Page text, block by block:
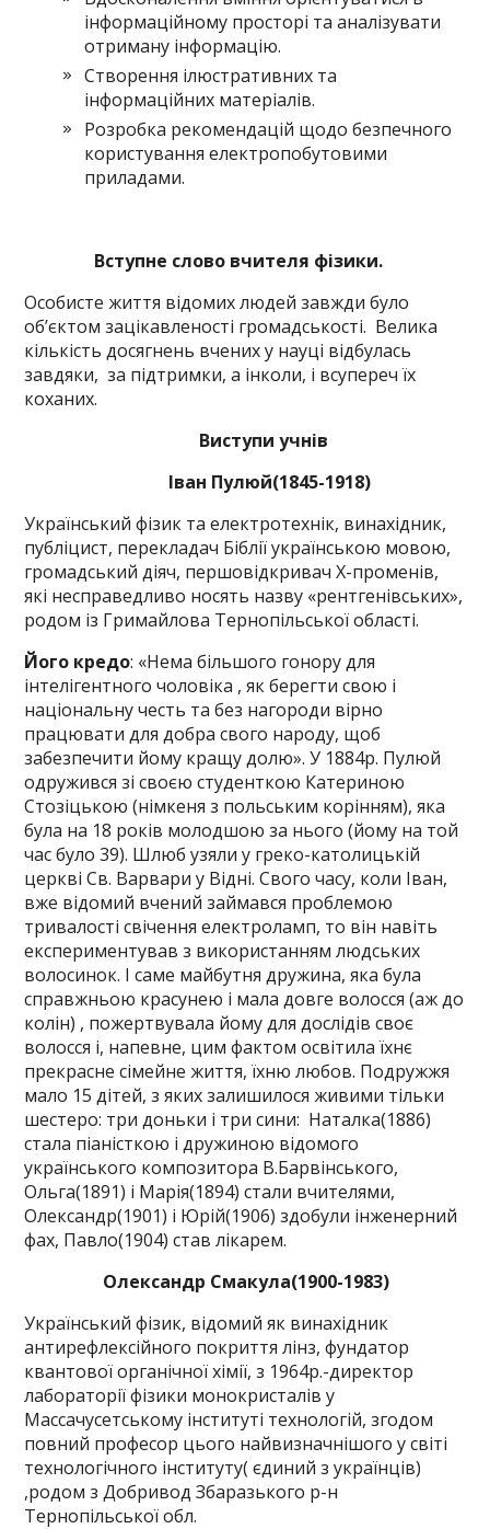
інформаційному просторі та аналізувати
отриману інформацію.
Створення ілюстративних та
інформаційних матеріалів.
Розробка рекомендацій щодо безпечного
користування електропобутовими
приладами.
Вступне слово вчителя фізики.
Особисте життя відомих людей завжди було
об’єктом зацікавленості громадськості. Велика
кількість досягнень вчених у науці відбулась
завдяки, за підтримки, а інколи, і всупереч їх
коханих.
Виступи учнів
Іван Пулюй(1845-1918)
Український фізик та електротехнік, винахідник,
публіцист, перекладач Біблії українською мовою,
громадський діяч, першовідкривач Х-променів,
які несправедливо носять назву «рентгенівських»,
родом із Гримайлова Тернопільської області.
Його кредо: «Нема більшого гонору для
інтелігентного чоловіка , як берегти свою і
національну честь та без нагороди вірно
працювати для добра свого народу, щоб
забезпечити йому кращу долю». У 1884р. Пулюй
одружився зі своєю студенткою Катериною
Стозіцькою (німкеня з польським корінням), яка
була на 18 років молодшою за нього (йому на той
час було 39). Шлюб узяли у греко-католицькій
церкві Св. Варвари у Відні. Свого часу, коли Іван,
вже відомий вчений займався проблемою
тривалості свічення електроламп, то він навіть
експериментував з використанням людських
волосинок. І саме майбутня дружина, яка була
справжньою красунею і мала довге волосся (аж до
колін) , пожертвувала йому для дослідів своє
волосся і, напевне, цим фактом освітила їхнє
прекрасне сімейне життя, їхню любов. Подружжя
мало 15 дітей, з яких залишилося живими тільки
шестеро: три доньки і три сини: Наталка(1886)
стала піаністкою і дружиною відомого
українського композитора В.Барвінського,
Ольга(1891) і Марія(1894) стали вчителями,
Олександр(1901) і Юрій(1906) здобули інженерний
фах, Павло(1904) став лікарем.
Олександр Смакула(1900-1983)
Український фізик, відомий як винахідник
антирефлексійного покриття лінз, фундатор
квантової органічної хімії, з 1964р.-директор
лабораторії фізики монокристалів у
Массачусетському інституті технологій, згодом
повний професор цього найвизначнішого у світі
технологічного інституту( єдиний з українців)
,родом з Добривод Збаразького р-н
Тернопільської обл.